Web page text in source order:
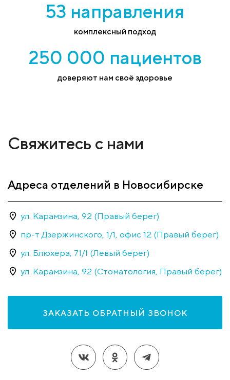
53 направления
комплексный подход
250 000 пациентов
доверяют нам своё здоровье
Свяжитесь с нами
Адреса отделений в Новосибирске
ул. Карамзина, 92 (Правый берег)
пр-т Дзержинского, 1/1, офис 12 (Правый берег)
ул. Блюхера, 71/1 (Левый берег)
ул. Карамзина, 92 (Стоматология, Правый берег)
ЗАКАЗАТЬ ОБРАТНЫЙ ЗВОНОК